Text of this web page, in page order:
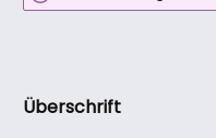
Überschrift